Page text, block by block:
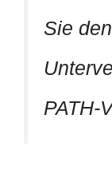
Sie
PATH-